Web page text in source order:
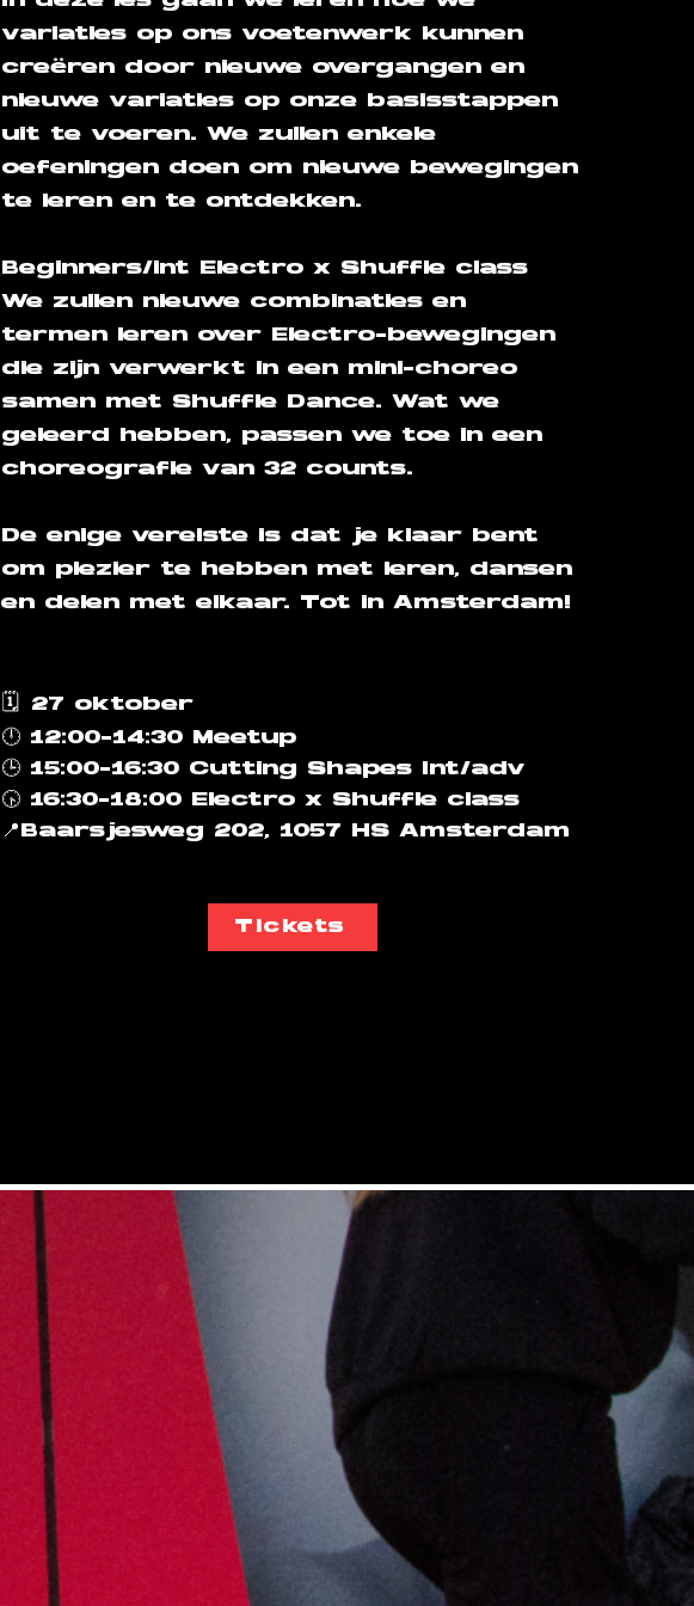
variaties op ons voetenwerk kunnen
creëren door nieuwe overgangen en
nieuwe variaties op onze basisstappen
uit te voeren. We zullen enkele
oefeningen doen om nieuwe bewegingen
te leren en te ontdekken.
Beginners/int Electro x Shuffle class
We zullen nieuwe combinaties en
termen leren over Electro-bewegingen
die zijn verwerkt in een mini-choreo
samen met Shuffle Dance. Wat we
geleerd hebben, passen we toe in een
choreografie van 32 counts. ​​
De enige vereiste is dat je klaar bent
om plezier te hebben met leren, dansen
en delen met elkaar. Tot in Amsterdam!
🗓️
27 oktober
🕛 12:00-14:30 Meetup
🕒 15:00-16:30 Cutting Shapes Int/adv
🕟 16:30-18:00 Electro x Shuffle class
📍Baarsjesweg 202, 1057 HS Amsterdam
Tickets